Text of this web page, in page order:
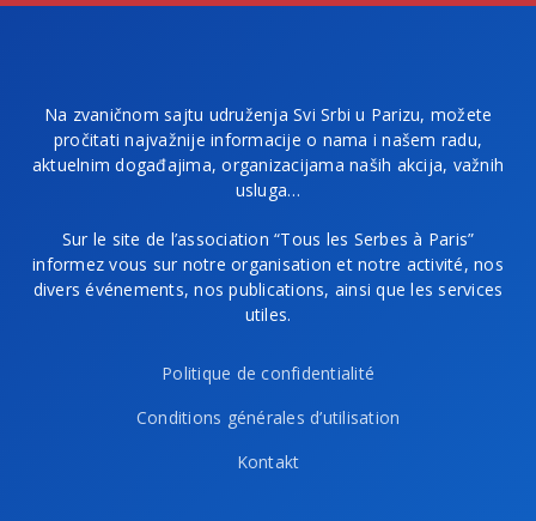
Na zvaničnom sajtu udruženja Svi Srbi u Parizu, možete
pročitati najvažnije informacije o nama i našem radu,
aktuelnim događajima, organizacijama naših akcija, važnih
usluga…
Sur le site de l’association “Tous les Serbes à Paris”
informez vous sur notre organisation et notre activité, nos
divers événements, nos publications, ainsi que les services
utiles.
Politique de confidentialité
Conditions générales d’utilisation
Kontakt